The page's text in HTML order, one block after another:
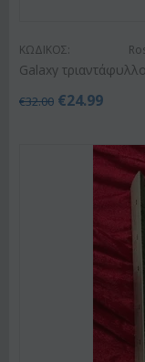
ΚΩΔΙΚΟΣ:
Galaxy
€32.00 €24.99